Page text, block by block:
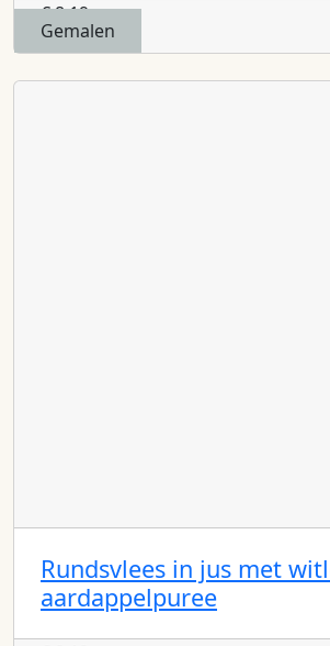
Gemalen
€8,19
Rundsvlees in jus met
aardappelpuree